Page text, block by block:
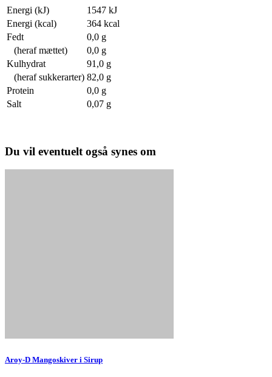
Energi (kJ)
1547 kJ
Energi (kcal)
364 kcal
Fedt
0,0 g
(heraf mættet)
0,0 g
Kulhydrat
91,0 g
(heraf sukkerarter) 82,0 g
Protein
0,0 g
Salt
0,07 g
Du vil eventuelt også synes om
Aroy-D Mangoskiver i Sirup